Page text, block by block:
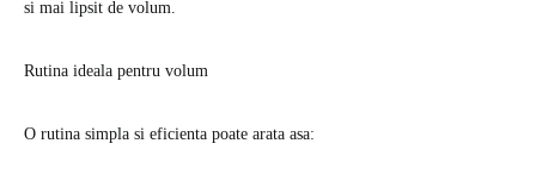
si mai lipsit de volum.
Rutina ideala pentru volum
O rutina simpla si eficienta poate arata asa: